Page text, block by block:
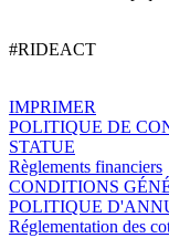
#RIDEACT
IMPRIMER
POLITIQUE DE
STATUE
Règlements financiers
CONDITIONS
POLITIQUE
Réglementation des